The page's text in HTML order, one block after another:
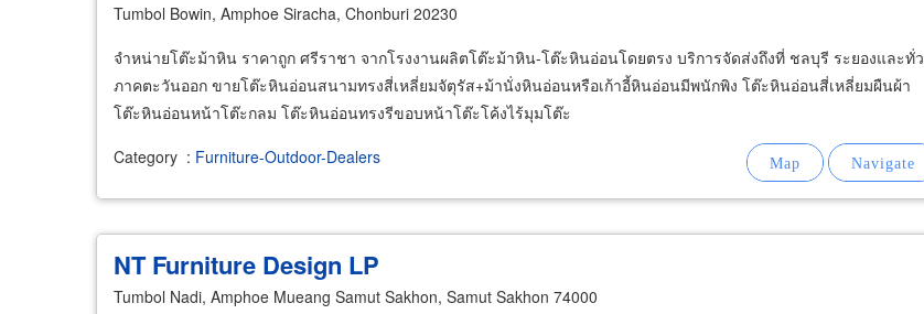
Tumbol Bowin, Amphoe Siracha, Chonburi 20230
จำหน่ายโต๊ะม้าหิน ราคาถูก ศรีราชา จากโรงงานผลิตโต๊ะม้าหิน-โต๊ะหินอ่อนโดยตรง บริการจัดส่งถึงที่ ชลบุรี ระยองและทั่ว
ภาคตะวันออก ขายโต๊ะหินอ่อนสนามทรงสี่เหลี่ยมจัตุรัส+ม้านั่งหินอ่อนหรือเก้าอี้หินอ่อนมีพนักพิง โต๊ะหินอ่อนสี่เหลี่ยมผืนผ้า
โต๊ะหินอ่อนหน้าโต๊ะกลม โต๊ะหินอ่อนทรงรีขอบหน้าโต๊ะโค้งไร้มุมโต๊ะ
Category : Furniture-Outdoor-Dealers
NT Furniture Design LP
Tumbol Nadi, Amphoe Mueang Samut Sakhon, Samut Sakhon 74000